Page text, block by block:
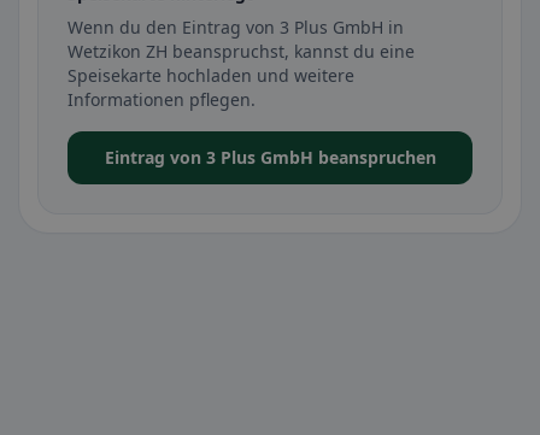
Wenn du den Eintrag von 3 Plus GmbH in
Wetzikon ZH beanspruchst, kannst du eine
Speisekarte hochladen und weitere
Informationen pflegen.
Eintrag von 3 Plus GmbH beanspruchen